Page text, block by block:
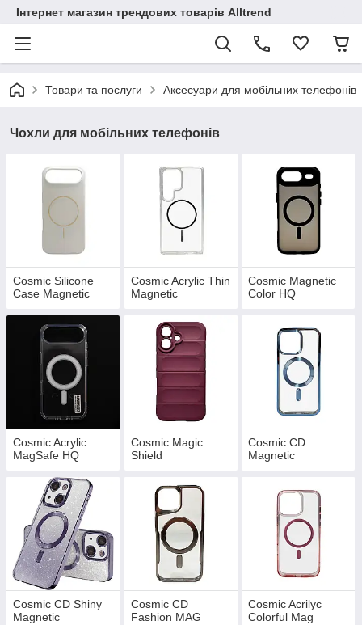
Інтернет магазин трендових товарів Alltrend
Товари та послуги Аксесуари для мобільних телефонів
Чохли для мобільних телефонів
Cosmic Silicone
Case Magnetic
Cosmic Acrylic Thin
Magnetic
Cosmic Magnetic
Color HQ
Cosmic Acrylic
MagSafe HQ
Cosmic Magic
Shield
Cosmic CD
Magnetic
Cosmic CD Shiny
Magnetic
Cosmic СD
Fashion MAG
Cosmic Acrilyc
Colorful Mag